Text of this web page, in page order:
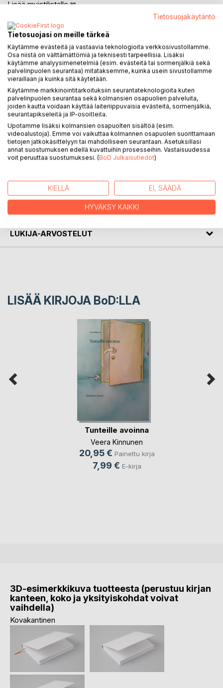
Lisää muistilistalle
KUVAUS
Veera Kinnunen (s. 1981) on oululainen lähihoitaja.
Kohtaamisia on hänen esikoisrunokokoelmansa, jossa hän
kuvaa herkästi ja tarkkanäköisesti jaettuja hetkiä ihmisten
välillä niin ilon, surun ja luopumisen aikoina.
KIRJAILIJA
LEHDISTÖARVOSTELUT
LUKIJA-ARVOSTELUT
LISÄÄ KIRJOJA BoD:LLA
Tunteille avoinna
Veera Kinnunen
20,95 € Painettu kirja
7,99 € E-kirja
3D-esimerkkikuva tuotteesta (perustuu kirjan
kanteen, koko ja yksityiskohdat voivat
vaihdella)
Kovakantinen
Tietosuojakäytäntö
Tietosuojasi on meille tärkeä
Käytämme evästeitä ja vastaavia teknologioita verkkosivustollamme.
Osa niistä on välttämättömiä ja teknisesti tarpeellisia. Lisäksi
käytämme analyysimenetelmiä (esim. evästeitä tai sormenjälkiä sekä
palvelinpuolen seurantaa) mitataksemme, kuinka usein sivustollamme
vieraillaan ja kuinka sitä käytetään.
Käytämme markkinointitarkoituksiin seurantateknologioita kuten
palvelinpuolen seurantaa sekä kolmansien osapuolien palveluita,
joiden kautta voidaan käyttää laiteriippuvaisia evästeitä, sormenjälkiä,
seurantapikseleitä ja IP-osoitteita.
Upotamme lisäksi kolmansien osapuolten sisältöä (esim.
videoalustoja). Emme voi vaikuttaa kolmannen osapuolen suorittamaan
tietojen jatkokäsittelyyn tai mahdolliseen seurantaan. Asetuksillasi
annat suostumuksen edellä kuvattuihin prosesseihin. Vastaisuudessa
voit peruuttaa suostumuksesi. (BoD Julkaisutiedot)
KIELLÄ EI, SÄÄDÄ
HYVÄKSY KAIKKI